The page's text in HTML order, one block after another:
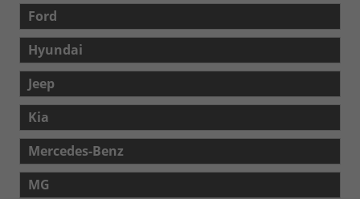
Ford
Hyundai
Jeep
Kia
Mercedes-Benz
MG